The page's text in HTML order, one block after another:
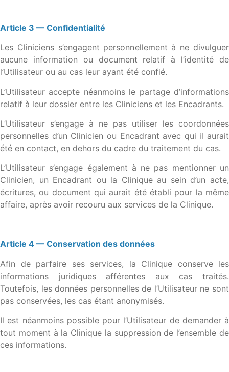
Article 3 — Confidentialité
Les Cliniciens s’engagent personnellement à ne divulguer
aucune information ou document relatif à l’identité de
l’Utilisateur ou au cas leur ayant été confié.
L’Utilisateur accepte néanmoins le partage d’informations
relatif à leur dossier entre les Cliniciens et les Encadrants.
L’Utilisateur s’engage à ne pas utiliser les coordonnées
personnelles d’un Clinicien ou Encadrant avec qui il aurait
été en contact, en dehors du cadre du traitement du cas.
L’Utilisateur s’engage également à ne pas mentionner un
Clinicien, un Encadrant ou la Clinique au sein d’un acte,
écritures, ou document qui aurait été établi pour la même
affaire, après avoir recouru aux services de la Clinique.
Article 4 — Conservation des données
Afin de parfaire ses services, la Clinique conserve les
informations juridiques afférentes aux cas traités.
Toutefois, les données personnelles de l’Utilisateur ne sont
pas conservées, les cas étant anonymisés.
Il est néanmoins possible pour l’Utilisateur de demander à
tout moment à la Clinique la suppression de l’ensemble de
ces informations.